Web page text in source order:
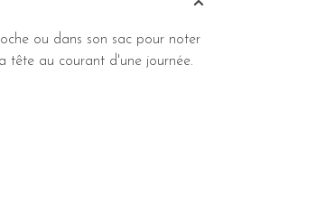
ou dans son sac pour noter
tête au courant d'une journée.